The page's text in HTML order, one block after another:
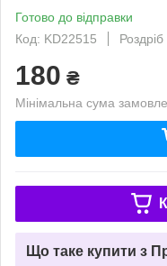
Готово до відправки
Код: KD22515
Роздріб
180 ₴
Мінімальна сума
Що таке купити з